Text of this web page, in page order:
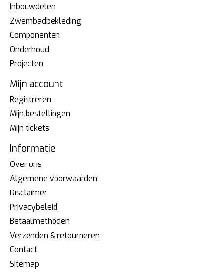
Inbouwdelen
Zwembadbekleding
Componenten
Onderhoud
Projecten
Mijn account
Registreren
Mijn bestellingen
Mijn tickets
Informatie
Over ons
Algemene voorwaarden
Disclaimer
Privacybeleid
Betaalmethoden
Verzenden & retourneren
Contact
Sitemap